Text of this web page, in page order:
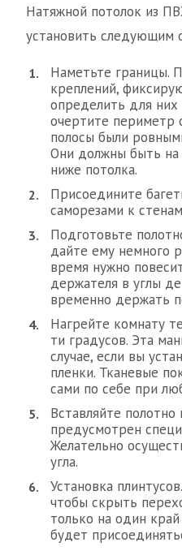
Натяжной потолок из
установить следующим
Наметьте границы.
креплений,
определить для них
очертите периметр
полосы были
Они должны быть на
ниже потолка.
Присоедините
саморезами к
Подготовьте
дайте ему немного
время нужно
держателя в углы
временно держать
Нагрейте комнату
ти градусов. Эта
случае, если вы
пленки. Тканевые
сами по себе при
Вставляйте полотно
предусмотрен
Желательно
угла.
Установка
чтобы скрыть
только на один
будет